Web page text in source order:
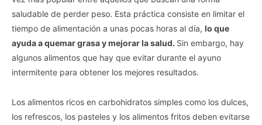
saludable de perder peso. Esta práctica consiste en limitar el
tiempo de alimentación a unas pocas horas al día, lo que
ayuda a quemar grasa y mejorar la salud. Sin embargo, hay
algunos alimentos que hay que evitar durante el ayuno
intermitente para obtener los mejores resultados.
Los alimentos ricos en carbohidratos simples como los dulces,
los refrescos, los pasteles y los alimentos fritos deben evitarse